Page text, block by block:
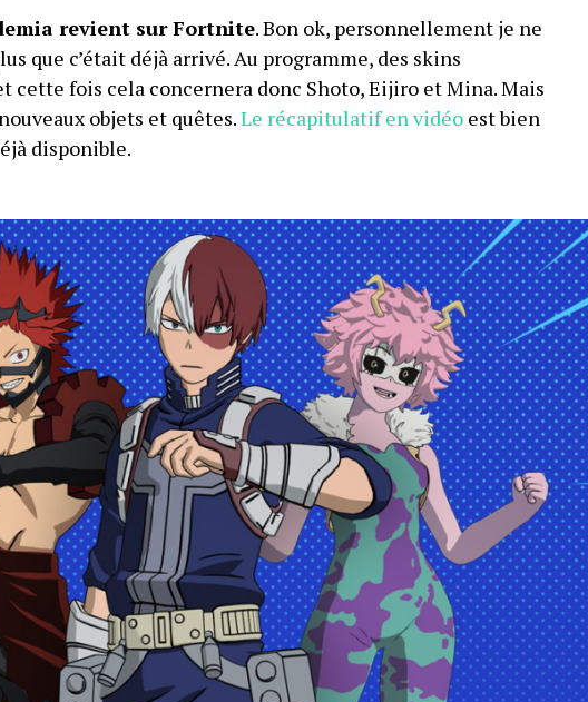
revient sur Fortnite. Bon ok, personnellement je ne
que c’était déjà arrivé. Au programme, des skins
cette fois cela concernera donc Shoto, Eijiro et Mina. Mais
objets et quêtes.Le récapitulatif en vidéo est bien
disponible.